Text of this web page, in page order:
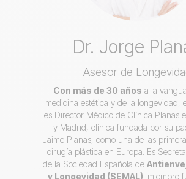
Dr. Jorge
Asesor de
Con más de 30 años a la
medicina estética y de la longevidad,
es Director Médico de Clínica Planas
y Madrid, clínica fundada por su
Jaime Planas, como una de las
cirugía plástica en Europa. Es
de la Sociedad Española de
y Longevidad (SEMAL), miembro